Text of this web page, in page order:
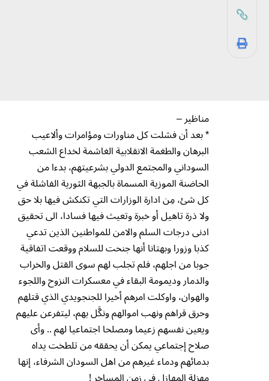
مناظير –
* بعد أن فشلت كل مناورات ومؤامرات وألاعيب
البرهان والطغمة الانقلابية الغاشمة لخداع الشعب
السوداني والمجتمع الدولي بشرعيتهم، بدءا من
الحاضنة الموزية المسماة بالجبهة الثورية الفاشلة في
كل شئ، مِن ادارة الوزارات التي تكنكش فيها بلا حق
ولا ذرة تاهيل أو خبرة وتعيث فيها فسادا، الى تحقيق
ادنى درجات السلم والامن للمواطنين الذين تدعي
كذبا وزورا وبهتانا أنها جنحت للسلام ووقعت اتفاقية
جوبا من اجلهم، فلم تجلب لهم سوى القتل والخراب
والدمار وديمومة البقاء في معسكرات النزوح واللجوء
والهوان، واوكلت امرهم أخيرا للجنجويدي الذي قتلهم
وحرق قراهم ونهب اموالهم ونكَّل بهم، ليتفرعن عليهم
ويعين نفسهم زعيما ومصلحا اجتماعيا لهم .. وأى
صلاح إجتماعي يمكن أن يحققه من تلطخت يداه
بدمائهم ودماء غيرهم من اهل السودان الشرفاء، إنها